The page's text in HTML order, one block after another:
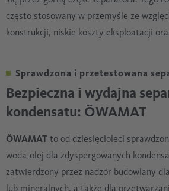
często stosowany w przemyśle ze
konstrukcji, niskie koszty eksploatacji
Sprawdzona i przetestowana
Bezpieczna i wydajna
kondensatu: ÖWAMAT
ÖWAMAT to od dziesięcioleci
woda-olej dla zdyspergowanych
zatwierdzony przez nadzór budowlany
lub mineralnych, a także dla